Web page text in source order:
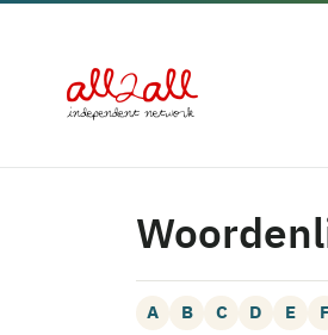
A B C D E F